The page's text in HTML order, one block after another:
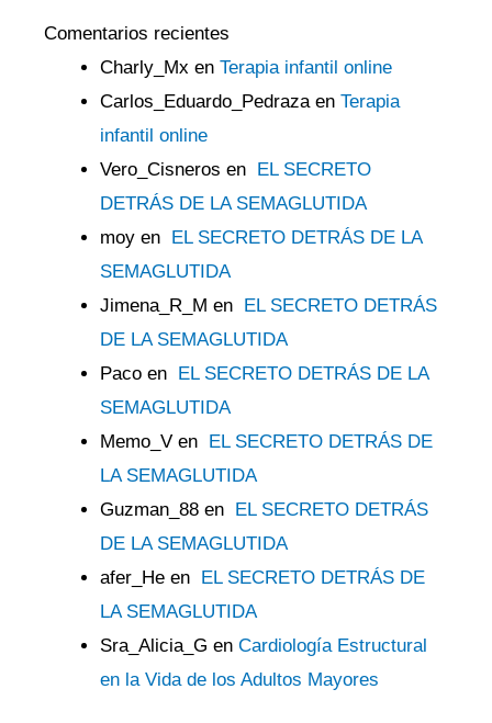
Comentarios recientes
Charly_Mx en Terapia infantil online
Carlos_Eduardo_Pedrazaen Terapia
infantil online
Vero_Cisneros en
EL SECRETO
DETRÁS DE LA SEMAGLUTIDA
moy en
EL SECRETO DETRÁS DE LA
SEMAGLUTIDA
Jimena_R_M en
EL SECRETO DETRÁS
DE LA SEMAGLUTIDA
Paco en
EL SECRETO DETRÁS DE LA
SEMAGLUTIDA
Memo_V en
EL SECRETO DETRÁS DE
LA SEMAGLUTIDA
Guzman_88 en
EL SECRETO DETRÁS
DE LA SEMAGLUTIDA
afer_He en
EL SECRETO DETRÁS DE
LA SEMAGLUTIDA
Sra_Alicia_G en Cardiología Estructural
en la Vida de los Adultos Mayores